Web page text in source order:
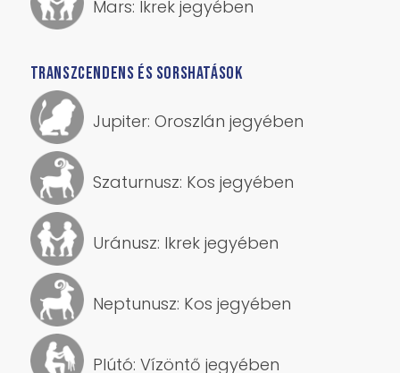
TRANSZCENDENS ÉS SORSHATÁSOK
Jupiter: Oroszlán jegyében
Szaturnusz: Kos jegyében
Uránusz: Ikrek jegyében
Neptunusz: Kos jegyében
Plútó: Vízöntő jegyében